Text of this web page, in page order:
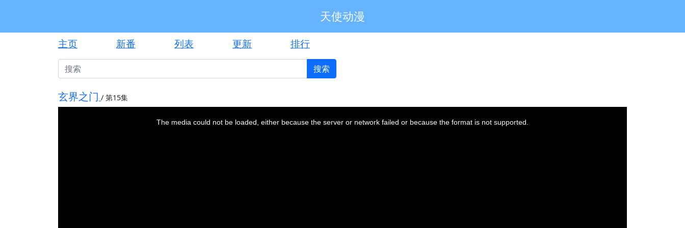
天使动漫
主页 新番 列表 更新 排行
搜索
玄界之门 / 第15集